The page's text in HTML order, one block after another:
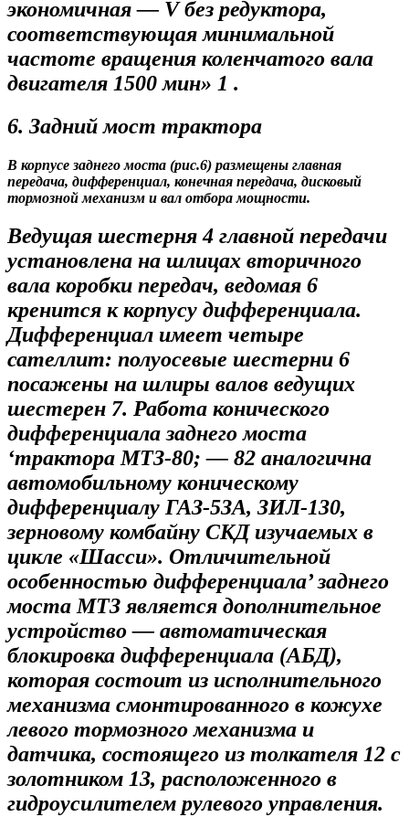
экономичная — V без редуктора,
соответствующая минимальной
частоте вращения коленчатого вала
двигателя 1500 мин» 1 .
6. Задний мост трактора
В корпусе заднего моста (рис.6) размещены главная
передача, дифференциал, конечная передача, дисковый
тормозной механизм и вал отбора мощности.
Ведущая шестерня 4 главной передачи
установлена на шлицах вторичного
вала коробки передач, ведомая 6
кренится к корпусу дифференциала.
Дифференциал имеет четыре
сателлит: полуосевые шестерни 6
посажены на шлиры валов ведущих
шестерен 7. Работа конического
дифференциала заднего моста
‘трактора МТЗ-80; — 82 аналогична
автомобильному коническому
дифференциалу ГАЗ-5ЗА, ЗИЛ-130,
зерновому комбайну СКД изучаемых в
цикле «Шасси». Отличительной
особенностью дифференциала’ заднего
моста МТЗ является дополнительное
устройство — автоматическая
блокировка дифференциала (АБД),
которая состоит из исполнительного
механизма смонтированного в кожухе
левого тормозного механизма и
датчика, состоящего из толкателя 12 с
золотником 13, расположенного в
гидроусилителем рулевого управления.